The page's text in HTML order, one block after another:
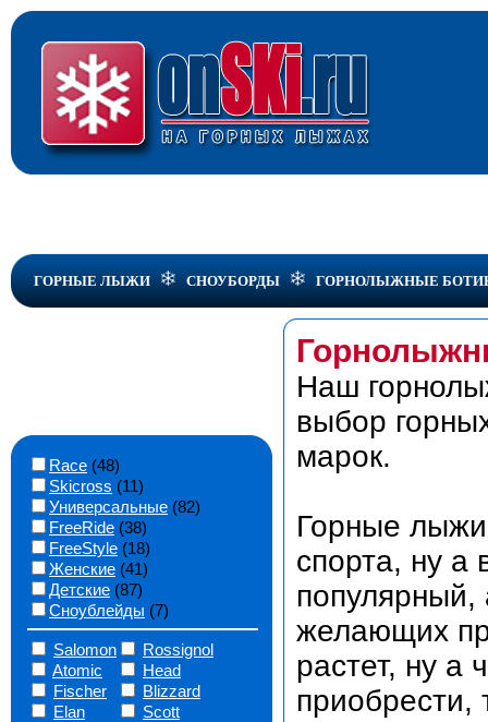
ГОРНЫЕ ЛЫЖИ СНОУБОРДЫ ГОРНОЛЫЖНЫЕ
Race (48)
Skicross (11)
Универсальные (82)
FreeRide (38)
FreeStyle (18)
Женские (41)
Детские (87)
Сноублейды (7)
Salomon
Atomic
Fischer
Elan
Rossignol
Head
Blizzard
Scott
Наш
выбор
марок.
Горные
спорта, ну а
популярный,
желающих
растет, ну а
приобрести,